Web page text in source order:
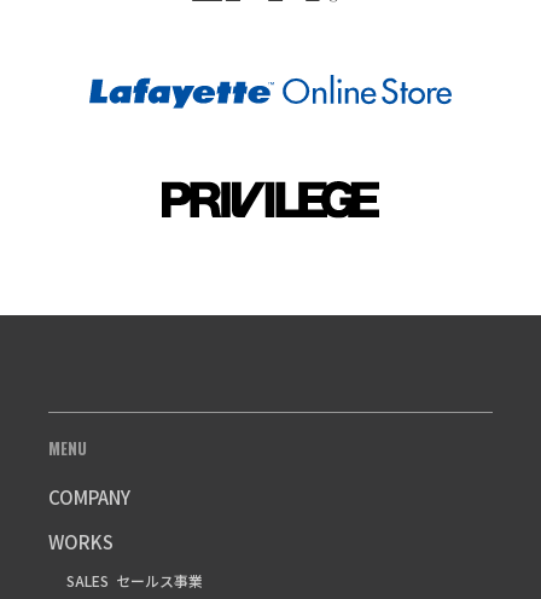
MENU
COMPANY
WORKS
SALES セールス事業